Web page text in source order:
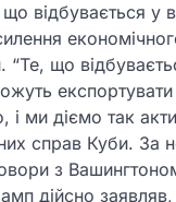
відбувається у
“Те, що
ми діємо так
справ Куби.
з
дійсно